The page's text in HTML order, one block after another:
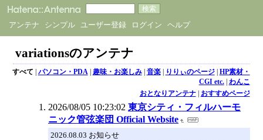
アンテナ シンプル ユーザー登録 ログイン ヘルプ
variationsのアンテナ
すべて | パソコン・PDA| 趣味・お楽しみ| 音楽| りりぃのページ| HP素材・
CGI etc.| わんこ
おとなりアンテナ| おすすめページ
2026/08/05 10:23:02 東京シティ・フィルハーモ
ニック管弦楽団 Official Website
2026.08.03 お知らせ